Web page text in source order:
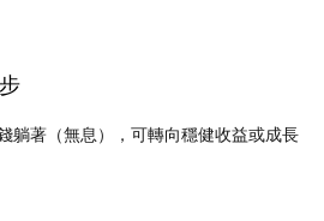
躺著（無息），可轉向穩健收益或成長